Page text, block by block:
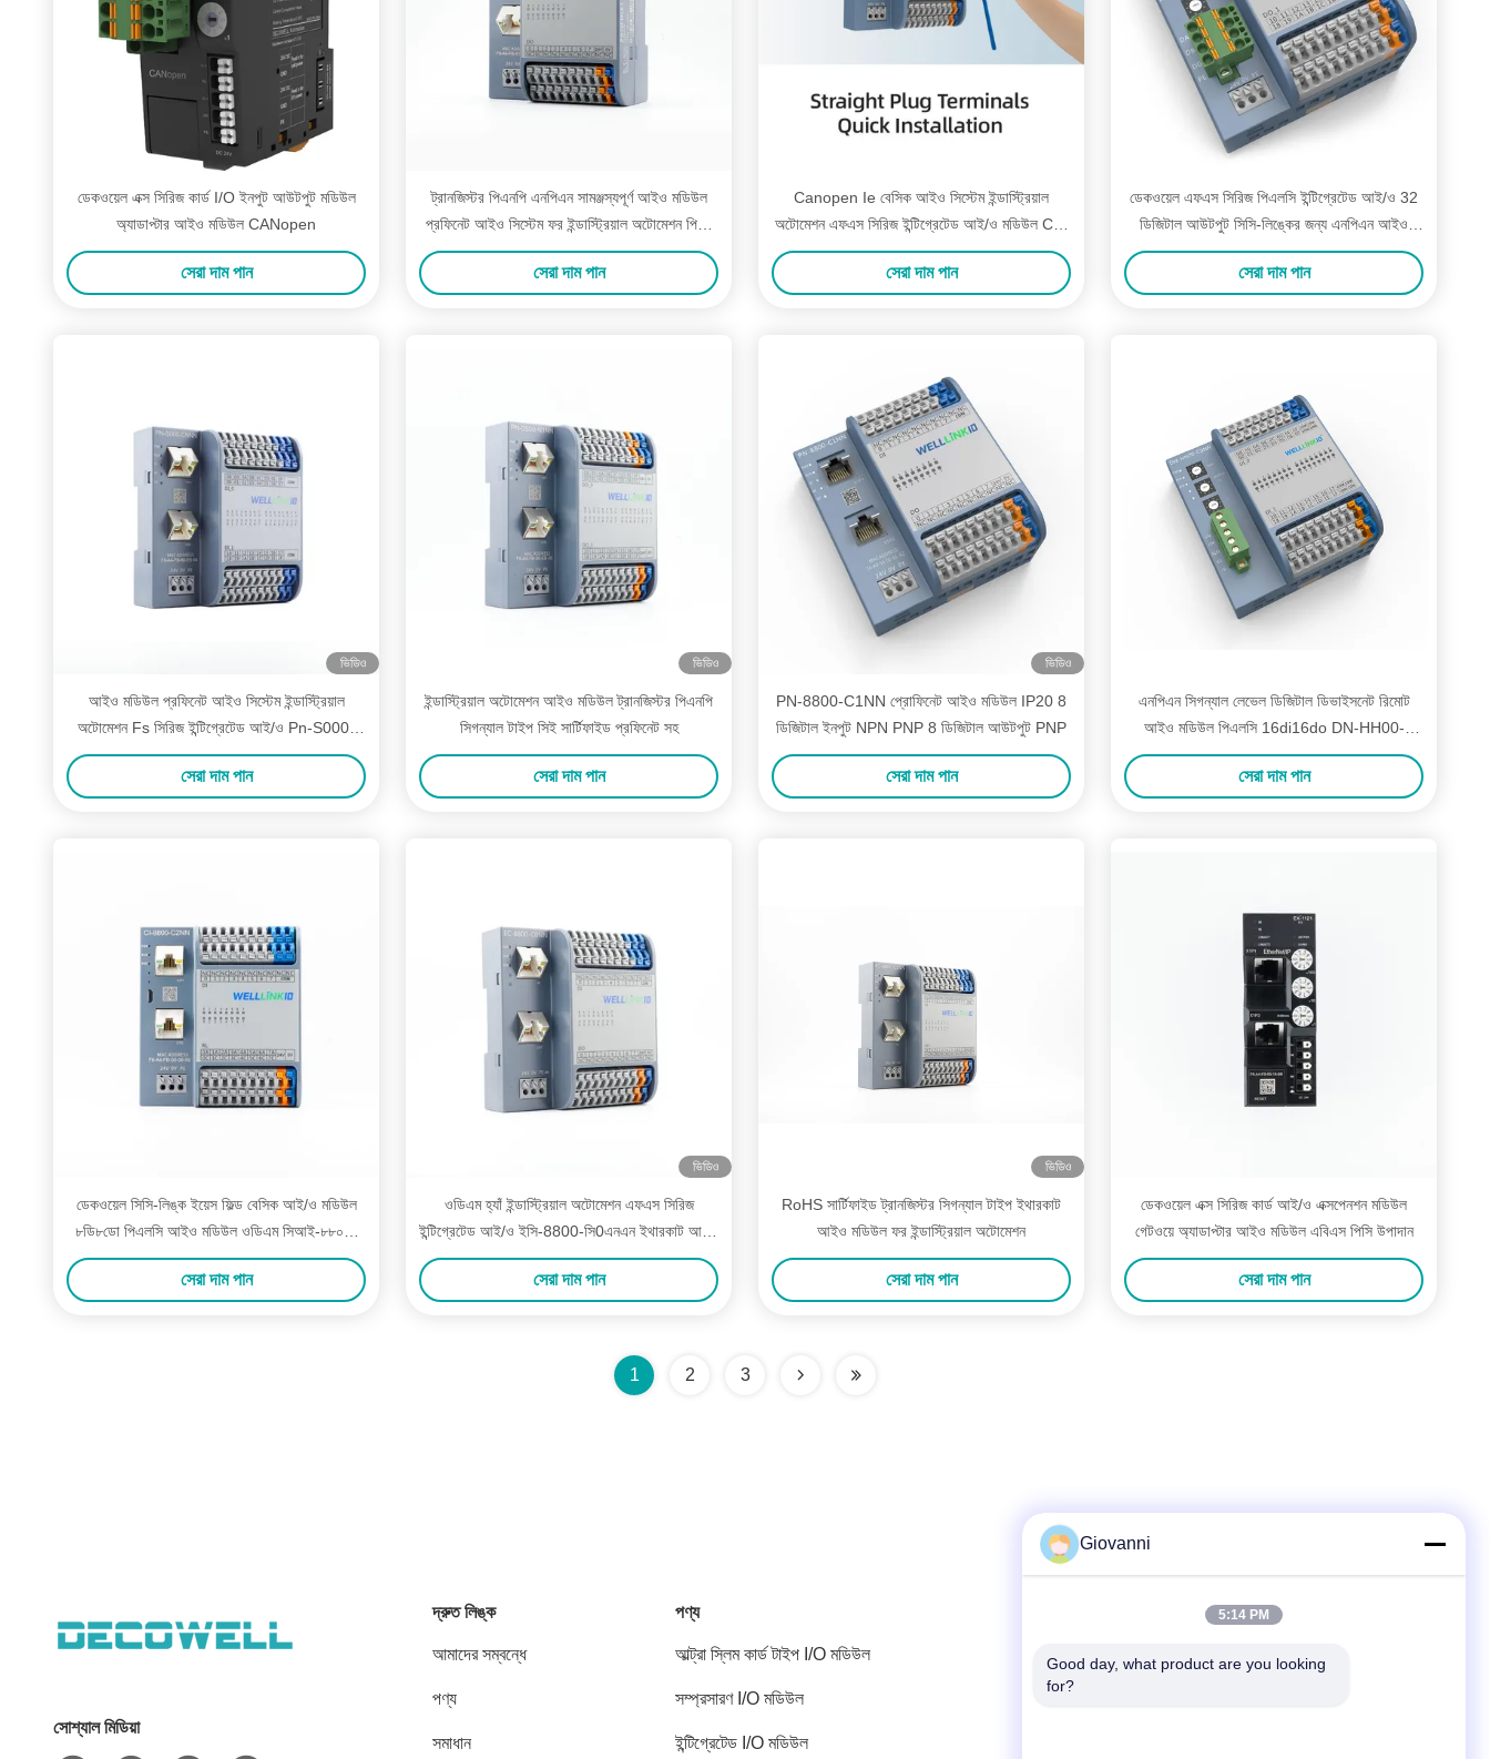
ডেকওয়েল এক্স সিরিজ কার্ড I/O ইনপুট আউটপুট মডিউল
অ্যাডাপ্টার আইও মডিউল CANopen
সেরা দাম পান
ট্রানজিস্টর পিএনপি এনপিএন সামঞ্জস্যপূর্ণ আইও মডিউল
প্রফিনেট আইও সিস্টেম ফর ইন্ডাস্ট্রিয়াল অটোমেশন পিএন
-8800-সি 1 এনএন
সেরা দাম পান
Canopen Ie বেসিক আইও সিস্টেম ইন্ডাস্ট্রিয়াল
অটোমেশন এফএস সিরিজ ইন্টিগ্রেটেড আই/ও মডিউল CA-
8800-C1NN আইও
সেরা দাম পান
ডেকওয়েল এফএস সিরিজ পিএলসি ইন্টিগ্রেটেড আই/ও 32
ডিজিটাল আউটপুট সিসি-লিঙ্কের জন্য এনপিএন আইও
মডিউল
সেরা দাম পান
ভিডিও
আইও মডিউল প্রফিনেট আইও সিস্টেম ইন্ডাস্ট্রিয়াল
অটোমেশন Fs সিরিজ ইন্টিগ্রেটেড আই/ও Pn-S000-
Cnnn
সেরা দাম পান
ভিডিও
ইন্ডাস্ট্রিয়াল অটোমেশন আইও মডিউল ট্রানজিস্টর পিএনপি
সিগন্যাল টাইপ সিই সার্টিফাইড প্রফিনেট সহ
সেরা দাম পান
ভিডিও
PN-8800-C1NN প্রোফিনেট আইও মডিউল IP20 8
ডিজিটাল ইনপুট NPN PNP 8 ডিজিটাল আউটপুট PNP
সেরা দাম পান
এনপিএন সিগন্যাল লেভেল ডিজিটাল ডিভাইসনেট রিমোট
আইও মডিউল পিএলসি 16di16do DN-HH00-
C0NN
সেরা দাম পান
ডেকওয়েল সিসি-লিঙ্ক ইয়েস ফিল্ড বেসিক আই/ও মডিউল
৮ডি৮ডো পিএলসি আইও মডিউল ওডিএম সিআই-৮৮০০-
সি২এনএন
সেরা দাম পান
ভিডিও
ওডিএম হ্যাঁ ইন্ডাস্ট্রিয়াল অটোমেশন এফএস সিরিজ
ইন্টিগ্রেটেড আই/ও ইসি-8800-সি0এনএন ইথারকাট আইও
মডিউল
সেরা দাম পান
ভিডিও
RoHS সার্টিফাইড ট্রানজিস্টর সিগন্যাল টাইপ ইথারকাট
আইও মডিউল ফর ইন্ডাস্ট্রিয়াল অটোমেশন
সেরা দাম পান
ডেকওয়েল এক্স সিরিজ কার্ড আই/ও এক্সপেনশন মডিউল
গেটওয়ে অ্যাডাপ্টার আইও মডিউল এবিএস পিসি উপাদান
সেরা দাম পান
1 2 3
সোশ্যাল মিডিয়া
দ্রুত লিঙ্ক
আমাদের সম্বন্ধে
পণ্য
সমাধান
পণ্য
আল্ট্রা স্লিম কার্ড টাইপ I/O মডিউল
সম্প্রসারণ I/O মডিউল
ইন্টিগ্রেটেড I/O মডিউল
টেলিফোন
Giovanni
5:14 PM
Good day, what product are you looking
for?